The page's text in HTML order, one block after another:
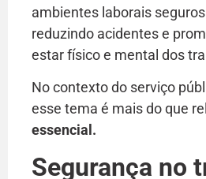
ambientes laborais
reduzindo acidentes e
estar físico e mental dos
No contexto do serviço
esse tema é mais do que
essencial.
Segurança no